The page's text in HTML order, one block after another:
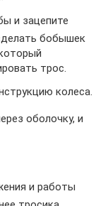
и зацепите
бобышек
трос.
колеса.
оболочку, и
и работы